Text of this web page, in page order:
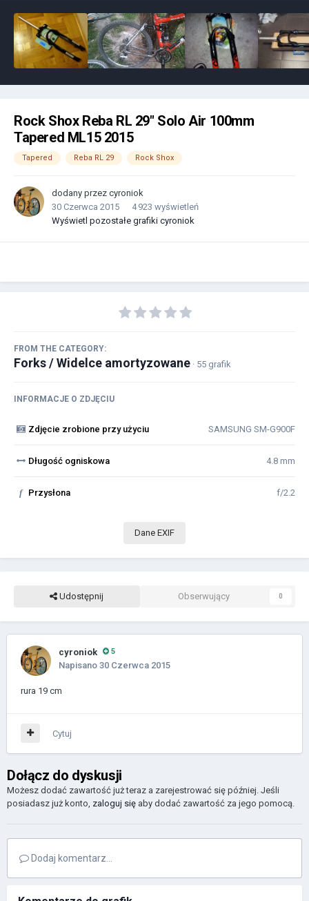
Rock Shox Reba RL 29" Solo Air 100mm
Tapered ML15 2015
Tapered Reba RL 29 Rock Shox
dodany przez cyroniok
30 Czerwca 2015
4 923 wyświetleń
Wyświetl pozostałe grafiki cyroniok
FROM THE CATEGORY:
Forks / Widelce amortyzowane · 55 grafik
INFORMACJE O ZDJĘCIU
Zdjęcie zrobione przy użyciu SAMSUNG SM-G900F
Długość ogniskowa 4.8 mm
f Przysłona f/2.2
Dane EXIF
Udostępnij Obserwujący 0
cyroniok 5
Napisano 30 Czerwca 2015
rura 19 cm
Cytuj
Dołącz do dyskusji
Możesz dodać zawartość już teraz a zarejestrować się później. Jeśli
posiadasz już konto, zaloguj się aby dodać zawartość za jego pomocą.
Dodaj komentarz...